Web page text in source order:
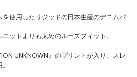
使用したリジッドの日本生産のデニムパ
ットよりも太めのルーズフィット。
UNKNOWN』のプリントが入り、スレ